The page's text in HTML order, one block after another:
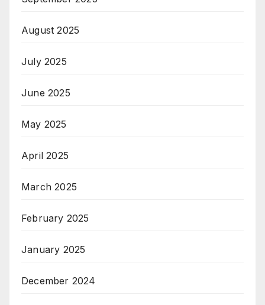
August 2025
July 2025
June 2025
May 2025
April 2025
March 2025
February 2025
January 2025
December 2024